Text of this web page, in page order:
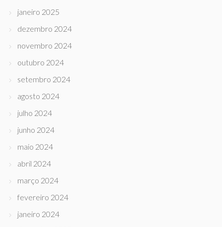
janeiro 2025
dezembro 2024
novembro 2024
outubro 2024
setembro 2024
agosto 2024
julho 2024
junho 2024
maio 2024
abril 2024
março 2024
fevereiro 2024
janeiro 2024